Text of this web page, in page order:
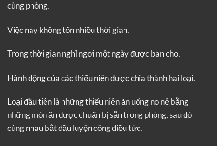
cùng phòng.
Việc này không tốn nhiều thời gian.
Trong thời gian nghỉ ngơi một ngày được ban cho.
Hành động của các thiếu niên được chia thành hai loại.
Loại đầu tiên là những thiếu niên ăn uống no nê bằng
những món ăn được chuẩn bị sẵn trong phòng, sau đó
cùng nhau bắt đầu luyện công điều tức.